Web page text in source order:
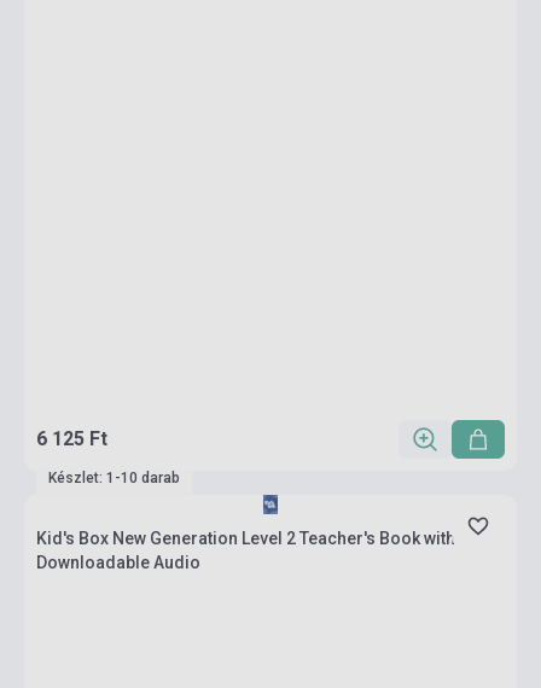
6 125 Ft
Készlet: 1-10 darab
Kid's Box New Generation Level 2 Teacher's Book with
Downloadable Audio